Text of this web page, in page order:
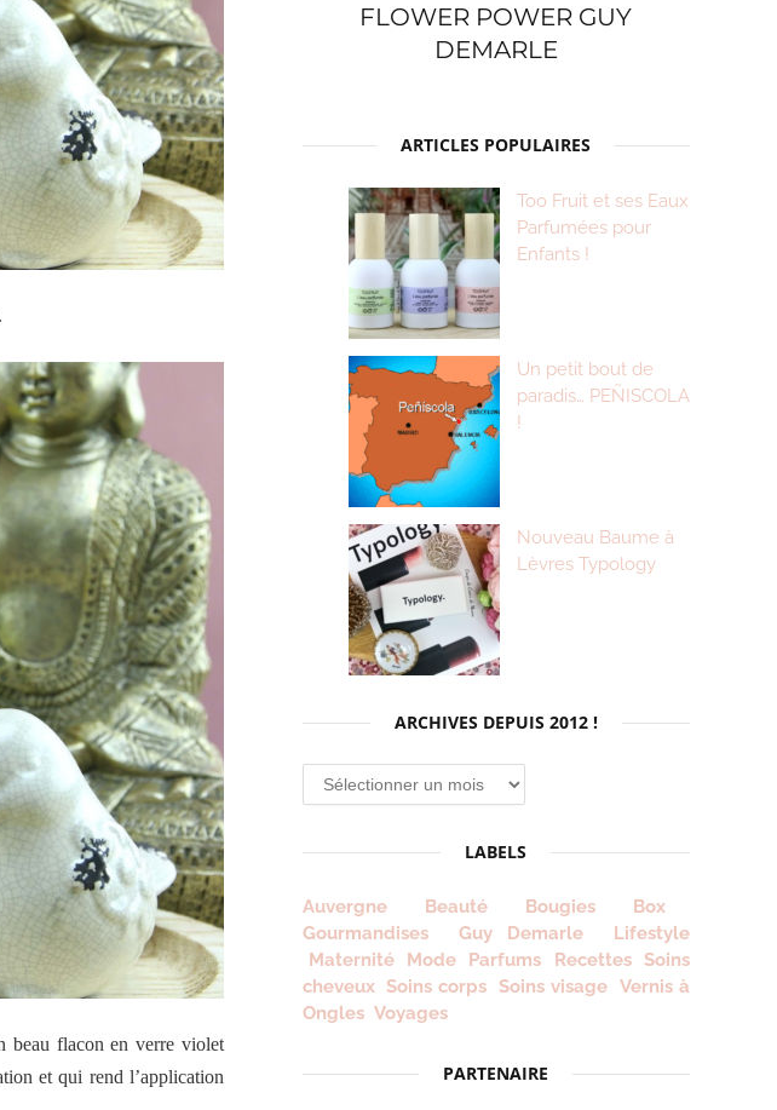
beau flacon en verre violet
et qui rend l’application
FLOWER POWER GUY
DEMARLE
ARTICLES POPULAIRES
Too Fruit et ses Eaux
Parfumées pour
Enfants !
Un petit bout de
paradis… PEÑISCOLA
!
Nouveau Baume à
Lèvres Typology
ARCHIVES DEPUIS 2012 !
Archives
depuis
!
LABELS
Auvergne Beauté Bougies
Box
Gourmandises
Guy Demarle
Lifestyle
Maternité
Mode Parfums Recettes Soins
cheveux Soins corps Soins visage Vernis à
Ongles Voyages
PARTENAIRE